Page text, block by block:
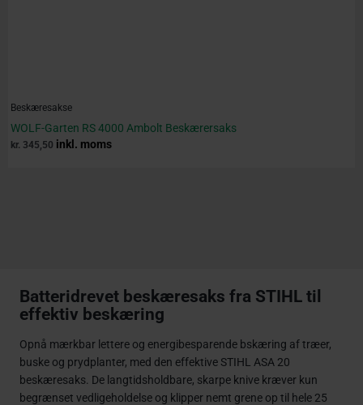
Beskæresakse
WOLF-Garten RS 4000 Ambolt Beskærersaks
kr. 345,50 inkl. moms
Batteridrevet beskæresaks fra STIHL til
effektiv beskæring
Opnå mærkbar lettere og energibesparende bskæring af træer,
buske og prydplanter, med den effektive STIHL ASA 20
beskæresaks. De langtidsholdbare, skarpe knive kræver kun
begrænset vedligeholdelse og klipper nemt grene op til hele 25